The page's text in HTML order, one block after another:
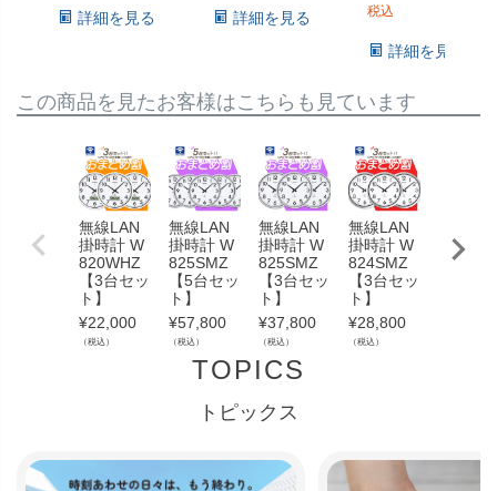
詳細を見る 詳細を見る 税込
詳細を見る
この商品を見たお客様はこちらも見ています
無線LAN
掛時計 W
820WHZ
【3台セッ
ト】
¥22,000
（税込）
無線LAN
掛時計 W
825SMZ
【5台セッ
ト】
¥57,800
（税込）
無線LAN
掛時計 W
825SMZ
【3台セッ
ト】
¥37,800
（税込）
無線LAN
掛時計 W
824SMZ
【3台セッ
ト】
¥28,800
（税込）
掛時計
823SMZ
TOPICS
トピックス